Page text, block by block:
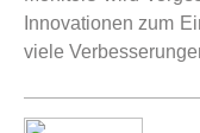
Innovationen zum
viele